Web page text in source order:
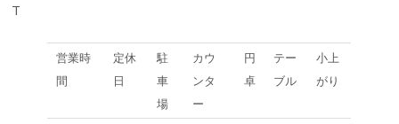
T
営業時
間
定休
日
駐
車
場
カウ
ンタ
ー
円
卓
テー
ブル
小上
がり